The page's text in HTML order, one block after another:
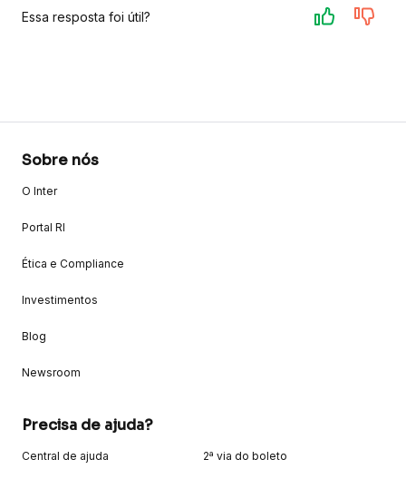
Essa resposta foi útil?
Sobre nós
O Inter
Portal RI
Ética e Compliance
Investimentos
Blog
Newsroom
Precisa de ajuda?
Central de ajuda 2ª via do boleto